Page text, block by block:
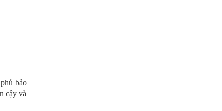
bảo
cậy và